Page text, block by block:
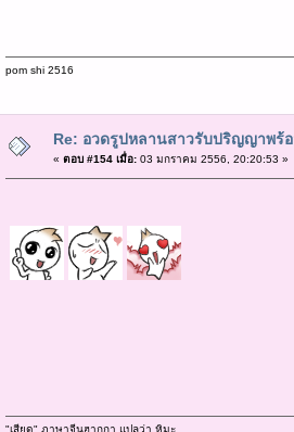
pom shi 2516
Re: อวดรูปหลานสาวรับปริญญาพร้
« ตอบ #154 เมื่อ:03 มกราคม 2556, 20:20:53 »
"เสียด" ภาษาจีนฮากกา แปลว่า หิมะ